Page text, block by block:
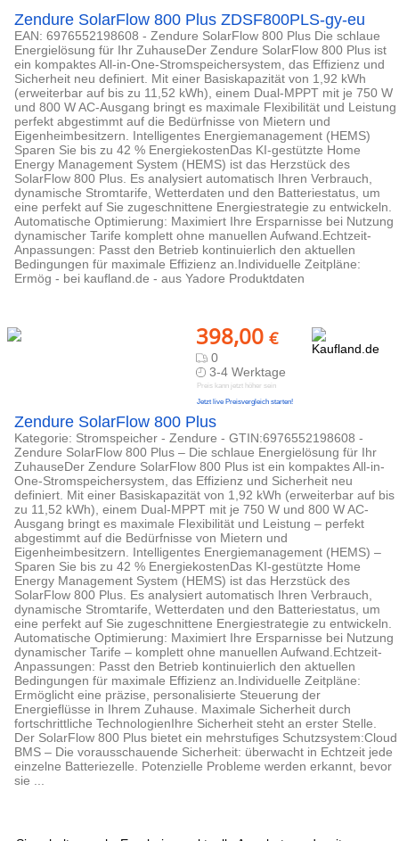
Zendure SolarFlow 800 Plus ZDSF800PLS-gy-eu
EAN: 6976552198608 - Zendure SolarFlow 800 Plus Die schlaue
Energielösung für Ihr ZuhauseDer Zendure SolarFlow 800 Plus ist
ein kompaktes All-in-One-Stromspeichersystem, das Effizienz und
Sicherheit neu definiert. Mit einer Basiskapazität von 1,92 kWh
(erweiterbar auf bis zu 11,52 kWh), einem Dual-MPPT mit je 750 W
und 800 W AC-Ausgang bringt es maximale Flexibilität und Leistung
perfekt abgestimmt auf die Bedürfnisse von Mietern und
Eigenheimbesitzern. Intelligentes Energiemanagement (HEMS)
Sparen Sie bis zu 42 % EnergiekostenDas KI-gestützte Home
Energy Management System (HEMS) ist das Herzstück des
SolarFlow 800 Plus. Es analysiert automatisch Ihren Verbrauch,
dynamische Stromtarife, Wetterdaten und den Batteriestatus, um
eine perfekt auf Sie zugeschnittene Energiestrategie zu entwickeln.
Automatische Optimierung: Maximiert Ihre Ersparnisse bei Nutzung
dynamischer Tarife komplett ohne manuellen Aufwand.Echtzeit-
Anpassungen: Passt den Betrieb kontinuierlich den aktuellen
Bedingungen für maximale Effizienz an.Individuelle Zeitpläne:
Ermög - bei kaufland.de - aus Yadore Produktdaten
398,00 €
0
3-4 Werktage
Preis kann jetzt höher sein
Jetzt live Preisvergleich starten!
Zendure SolarFlow 800 Plus
Kategorie: Stromspeicher - Zendure - GTIN:6976552198608 -
Zendure SolarFlow 800 Plus – Die schlaue Energielösung für Ihr
ZuhauseDer Zendure SolarFlow 800 Plus ist ein kompaktes All-in-
One-Stromspeichersystem, das Effizienz und Sicherheit neu
definiert. Mit einer Basiskapazität von 1,92 kWh (erweiterbar auf bis
zu 11,52 kWh), einem Dual-MPPT mit je 750 W und 800 W AC-
Ausgang bringt es maximale Flexibilität und Leistung – perfekt
abgestimmt auf die Bedürfnisse von Mietern und
Eigenheimbesitzern. Intelligentes Energiemanagement (HEMS) –
Sparen Sie bis zu 42 % EnergiekostenDas KI-gestützte Home
Energy Management System (HEMS) ist das Herzstück des
SolarFlow 800 Plus. Es analysiert automatisch Ihren Verbrauch,
dynamische Stromtarife, Wetterdaten und den Batteriestatus, um
eine perfekt auf Sie zugeschnittene Energiestrategie zu entwickeln.
Automatische Optimierung: Maximiert Ihre Ersparnisse bei Nutzung
dynamischer Tarife – komplett ohne manuellen Aufwand.Echtzeit-
Anpassungen: Passt den Betrieb kontinuierlich den aktuellen
Bedingungen für maximale Effizienz an.Individuelle Zeitpläne:
Ermöglicht eine präzise, personalisierte Steuerung der
Energieflüsse in Ihrem Zuhause. Maximale Sicherheit durch
fortschrittliche TechnologienIhre Sicherheit steht an erster Stelle.
Der SolarFlow 800 Plus bietet ein mehrstufiges Schutzsystem:Cloud
BMS – Die vorausschauende Sicherheit: überwacht in Echtzeit jede
einzelne Batteriezelle. Potenzielle Probleme werden erkannt, bevor
sie ...